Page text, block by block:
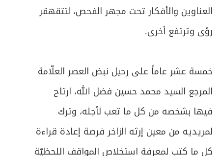
العناوين والأفكار تحت مجهر الفحص، لتتقهقر
رؤى وترتفع أخرى.
خمسة عشر عاماً على رحيل نبض العصر العلّامة
المرجع السيد محمد حسين فضل الله، ارتاح
فيها بشخصه من كل ما تعب لأجله، وترك
لمريديه من معين إرثه الزاخر فرصة إعادة قراءة
كل ما كتب لمعرفة استخلاص المواقف اللحظيّة